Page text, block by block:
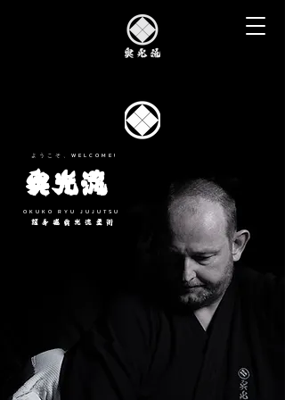
ようこそ、WELCOME!
奥光流
OKUKO RYU JUJUTSU
護身道奥光流柔術